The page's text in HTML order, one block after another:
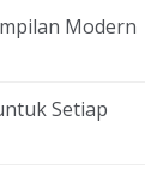
Modern
Setiap